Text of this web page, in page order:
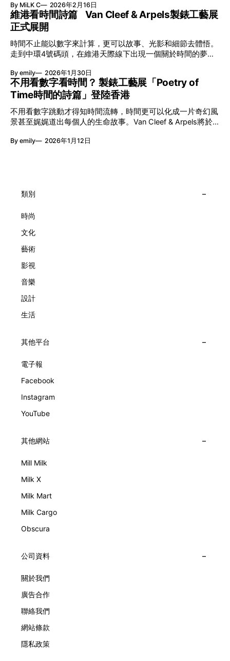
節與香港賽馬會慈善信託基金聯合呈獻，以共融藝術為核心，
八年來不只是帶來無數來自世界各地的優秀節目，更致力於在
本地建立屬於香港的共融創作生態。今年更首度與本地兩大旗
艦藝團強強聯手打造兩部深具意義的作品《遊延》及《弦上光
影》，展開一場前所未有的藝術對話，擦下多元藝術下的流動
能量，全面開展一場無界限嘅藝術旅程。 第八屆「無限亮」
以「你我不只一種想像」為題，從共融角度重新思索「差異」
的價值。不同能力人士是社會多樣性的一部分。每人皆擁有
「不同」能力與特質，當我們一齊生活、一齊創作、互相啟
發，偏見與界線，也自然被藝術溶化。 「無限亮」2026精彩
節目包括: 2月27日至3月1日：帕拉管弦樂團《無邊狂想曲》/
音樂‧舞蹈 (開幕節目) 2月28日至3月1日：
By MiLK C 2026年2月16日
維港看時間詩篇 Van Cleef & Arpels製錶工藝展
正式展開
時間不止能以數字來計算，更可以故事、光影和細節去體悟。
走到中環4號碼頭，在維港天際線下出現一個關於時間的夢幻
覽。由即日至2月8日期間舉行，世家把一貫低調精緻的製錶語
言搬離傳統店舖，放進公共場域，讓時間不只是腕上的個人物
件，而是一場可以與他人一同經歷的詩意旅程。 在碼頭打開
「時間詩集」 走進展場尤如翻開一本時間詩集，藉由不同主
題呈現時間的無限想像。Van Cleef & Arpels的腕錶從來不是
由單純的機械與數字堆砌，更像是腕上的動人故事。 世家以
精湛的製錶技術與敘事美學為核心，讓每一枚腕錶都超越單純
報時的功能，而是把稍縱即逝的瞬間凝結成可以反覆閱讀的畫
子，以及訴說時間的珠寶。每個主題展區都有精美的佈置回應
By emily 2026年1月30日
不用看數字看時間？ 製錶工藝展「Poetry of
Time時間的詩篇」登陸香港
不用看數字跳動才得知時間流轉，時間更可以化成一片奇幻風
景甚至娓娓道出每個人的生命故事。Van Cleef & Arpels將於1
詩篇」展覽，邀請大家走進由愛情故事、詩意星象、迷人自然
大主題展區，彰顯世家的核心價值。2010年，Van Cleef &
級鐘錶大賞（Grand Prix d'Horlogerie de Genève）中獲獎的
擁而吻。雙逆跳機芯精準驅動這場機械浪漫，讓時間不再是抽
象概念，而是心跳的律動。 故事並未完結，2025年推出的
Lady Arpels Bal des Amoureux
By emily 2026年1月12日
類別
時尚
文化
藝術
影視
音樂
設計
生活
其他平台
電子報
Facebook
Instagram
YouTube
其他網站
Mill Milk
Milk X
Milk Mart
Milk Cargo
Obscura
公司資料
關於我們
廣告合作
聯絡我們
網站條款
隱私政策